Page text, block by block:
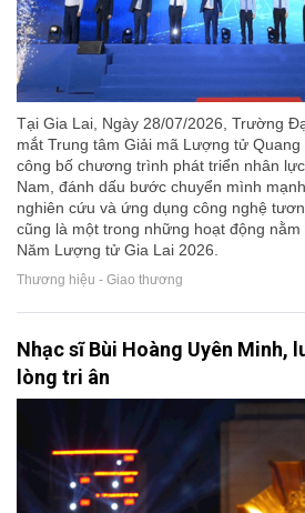
Tại Gia Lai, Ngày 28/07/2026, Trường
mắt Trung tâm Giải mã Lượng tử
công bố chương trình phát triển nhân
Nam, đánh dấu bước chuyển mình
nghiên cứu và ứng dụng công nghệ
cũng là một trong những hoạt động
Năm Lượng tử Gia Lai 2026.
Thương hiệu - Giao thương
Nhạc sĩ Bùi Hoàng Uyên Minh,
lòng tri ân